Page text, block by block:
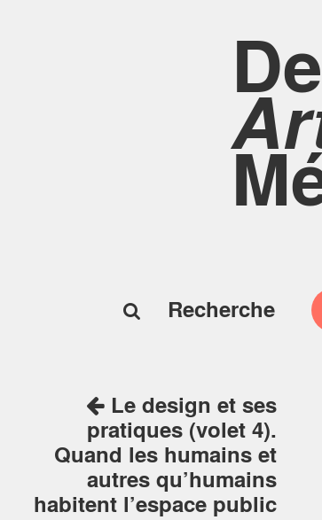
Le design et ses
pratiques (volet 4).
Quand les humains et
autres qu’humains
habitent l’espace public